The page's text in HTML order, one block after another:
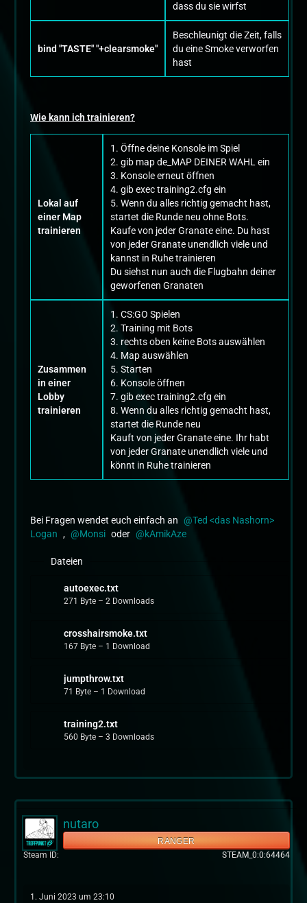
dass du sie wirfst
bind "TASTE" "+clearsmoke"
Beschleunigt die Zeit, falls
du eine Smoke verworfen
hast
Wie kann ich trainieren?
Lokal auf
einer Map
trainieren
1. Öffne deine Konsole im Spiel
2. gib map de_MAP DEINER WAHL ein
3. Konsole erneut öffnen
4. gib exec training2.cfg ein
5. Wenn du alles richtig gemacht hast,
startet die Runde neu ohne Bots.
Kaufe von jeder Granate eine. Du hast
von jeder Granate unendlich viele und
kannst in Ruhe trainieren
Du siehst nun auch die Flugbahn deiner
geworfenen Granaten
Zusammen
in einer
Lobby
trainieren
1. CS:GO Spielen
2. Training mit Bots
3. rechts oben keine Bots auswählen
4. Map auswählen
5. Starten
6. Konsole öffnen
7. gib exec training2.cfg ein
8. Wenn du alles richtig gemacht hast,
startet die Runde neu
Kauft von jeder Granate eine. Ihr habt
von jeder Granate unendlich viele und
könnt in Ruhe trainieren
Bei Fragen wendet euch einfach an
Ted <das Nashorn>
Logan , Monsi oder kAmikAze
Dateien
autoexec.txt
271 Byte – 2 Downloads
crosshairsmoke.txt
167 Byte – 1 Download
jumpthrow.txt
71 Byte – 1 Download
training2.txt
560 Byte – 3 Downloads
nutaro
RANGER
Steam ID
STEAM_0:0:64464
1. Juni 2023 um 23:10